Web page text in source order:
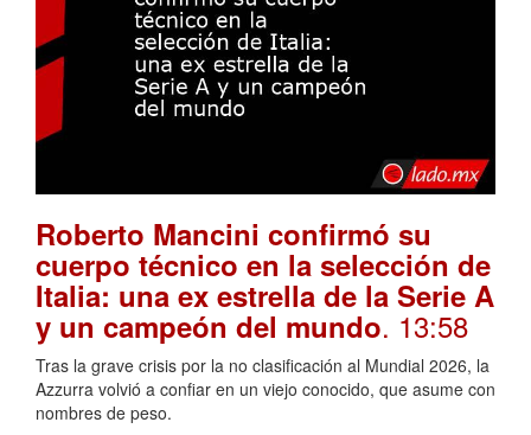
Roberto Mancini confirmó su
cuerpo técnico en la selección de
Italia: una ex estrella de la Serie A
y un campeón del mundo. 13:58
Tras la grave crisis por la no clasificación al Mundial 2026, la
Azzurra volvió a confiar en un viejo conocido, que asume con
nombres de peso.